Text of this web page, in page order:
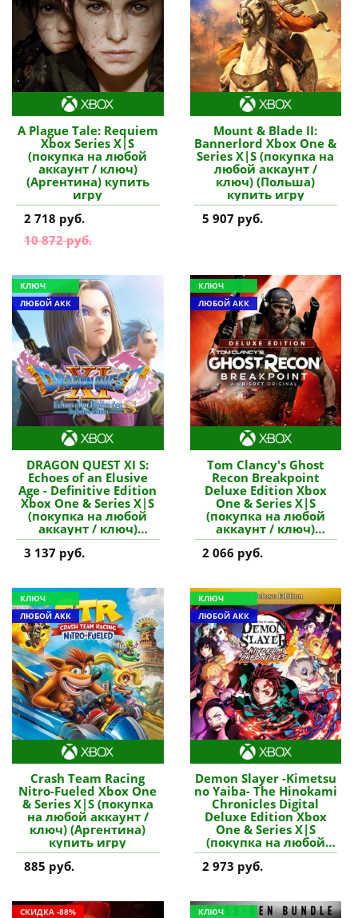
A Plague Tale: Requiem
Xbox Series X|S
(покупка на любой
аккаунт / ключ)
(Аргентина) купить
игру
2 718 руб.
10 872 руб.
Mount & Blade II:
Bannerlord Xbox One &
Series X|S (покупка на
любой аккаунт /
ключ) (Польша)
купить игру
5 907 руб.
КЛЮЧ
ЛЮБОЙ АКК
DRAGON QUEST XI S:
Echoes of an Elusive
Age - Definitive Edition
Xbox One & Series X|S
(покупка на любой
аккаунт / ключ)
(Аргентина) купить
игру
3 137 руб.
КЛЮЧ
ЛЮБОЙ АКК
Tom Clancy's Ghost
Recon Breakpoint
Deluxe Edition Xbox
One & Series X|S
(покупка на любой
аккаунт / ключ)
(Польша) купить игру
2 066 руб.
КЛЮЧ
ЛЮБОЙ АКК
Crash Team Racing
Nitro-Fueled Xbox One
& Series X|S (покупка
на любой аккаунт /
ключ) (Аргентина)
купить игру
885 руб.
КЛЮЧ
ЛЮБОЙ АКК
Demon Slayer -Kimetsu
no Yaiba- The Hinokami
Chronicles Digital
Deluxe Edition Xbox
One & Series X|S
(покупка на любой
аккаунт / ключ)
(Турция) купить игру
2 973 руб.
СКИДКА -88%
КЛЮЧ